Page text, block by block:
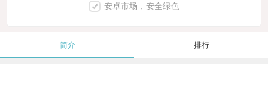
安卓市场，安全绿色
简介 排行